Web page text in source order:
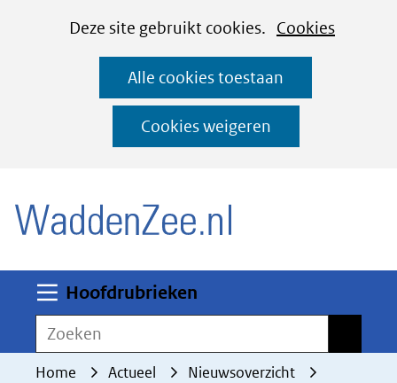
CookiesDeze site gebruikt cookies. Cookies
deze
worden
toegestaan
geweigerd.
Alle cookies toestaan
Cookies weigeren
Ga
naar
de
inhoud
Hoofdrubrieken
Zoeken
Home Actueel
Nieuwsoverzicht